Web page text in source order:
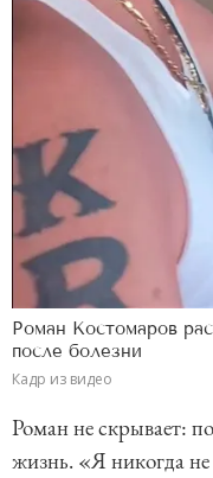
Роман Костомаров
после болезни
Кадр из видео
Роман не скрывает:
жизнь. «Я никогда не